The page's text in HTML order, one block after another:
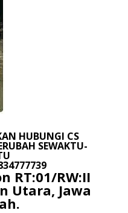
HUBUNGI CS
SEWAKTU-
RT:01/RW:II
Utara, Jawa